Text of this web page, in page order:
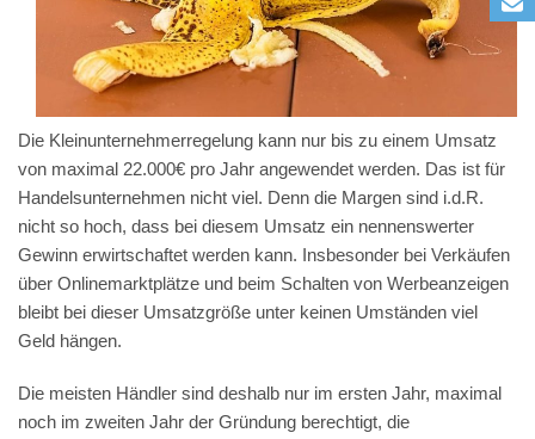
Die Kleinunternehmerregelung kann nur bis zu einem Umsatz
von maximal 22.000€ pro Jahr angewendet werden. Das ist für
Handelsunternehmen nicht viel. Denn die Margen sind i.d.R.
nicht so hoch, dass bei diesem Umsatz ein nennenswerter
Gewinn erwirtschaftet werden kann. Insbesonder bei Verkäufen
über Onlinemarktplätze und beim Schalten von Werbeanzeigen
bleibt bei dieser Umsatzgröße unter keinen Umständen viel
Geld hängen.
Die meisten Händler sind deshalb nur im ersten Jahr, maximal
noch im zweiten Jahr der Gründung berechtigt, die